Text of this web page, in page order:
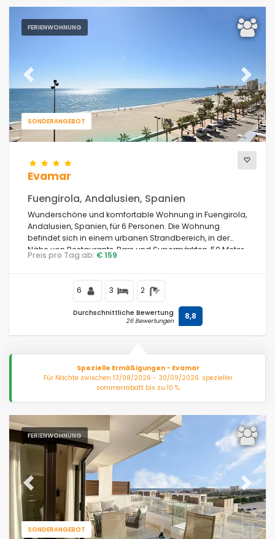
FERIENWOHNUNG
SONDERANGEBOT
Previous Next
Evamar
Fuengirola, Andalusien, Spanien
Wunderschöne und komfortable Wohnung in Fuengirola,
Andalusien, Spanien, für 6 Personen. Die Wohnung
befindet sich in einem urbanen Strandbereich, in der
Nähe von Restaurants, Bars und Supermärkten, 50 Meter
vom Strand Playa de los Boliches und 50 Meter vom
Preis pro Tag ab: € 159
6 3 2
Durchschnittliche Bewertung
26 Bewertungen 8,8
Spezielle Ermäßigungen - Evamar
Für Nächte zwischen 13/08/2026 - 30/09/2026: spezieller
sommerrabatt bis zu 10 %.
FERIENWOHNUNG
SONDERANGEBOT
Previous Next